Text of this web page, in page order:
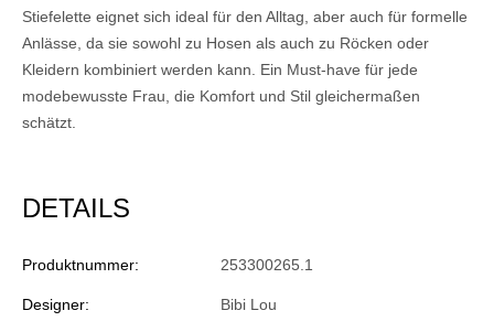
Stiefelette eignet sich ideal für den Alltag, aber auch für formelle
Anlässe, da sie sowohl zu Hosen als auch zu Röcken oder
Kleidern kombiniert werden kann. Ein Must-have für jede
modebewusste Frau, die Komfort und Stil gleichermaßen
schätzt.
DETAILS
Produktnummer: 253300265.1
Designer: Bibi Lou